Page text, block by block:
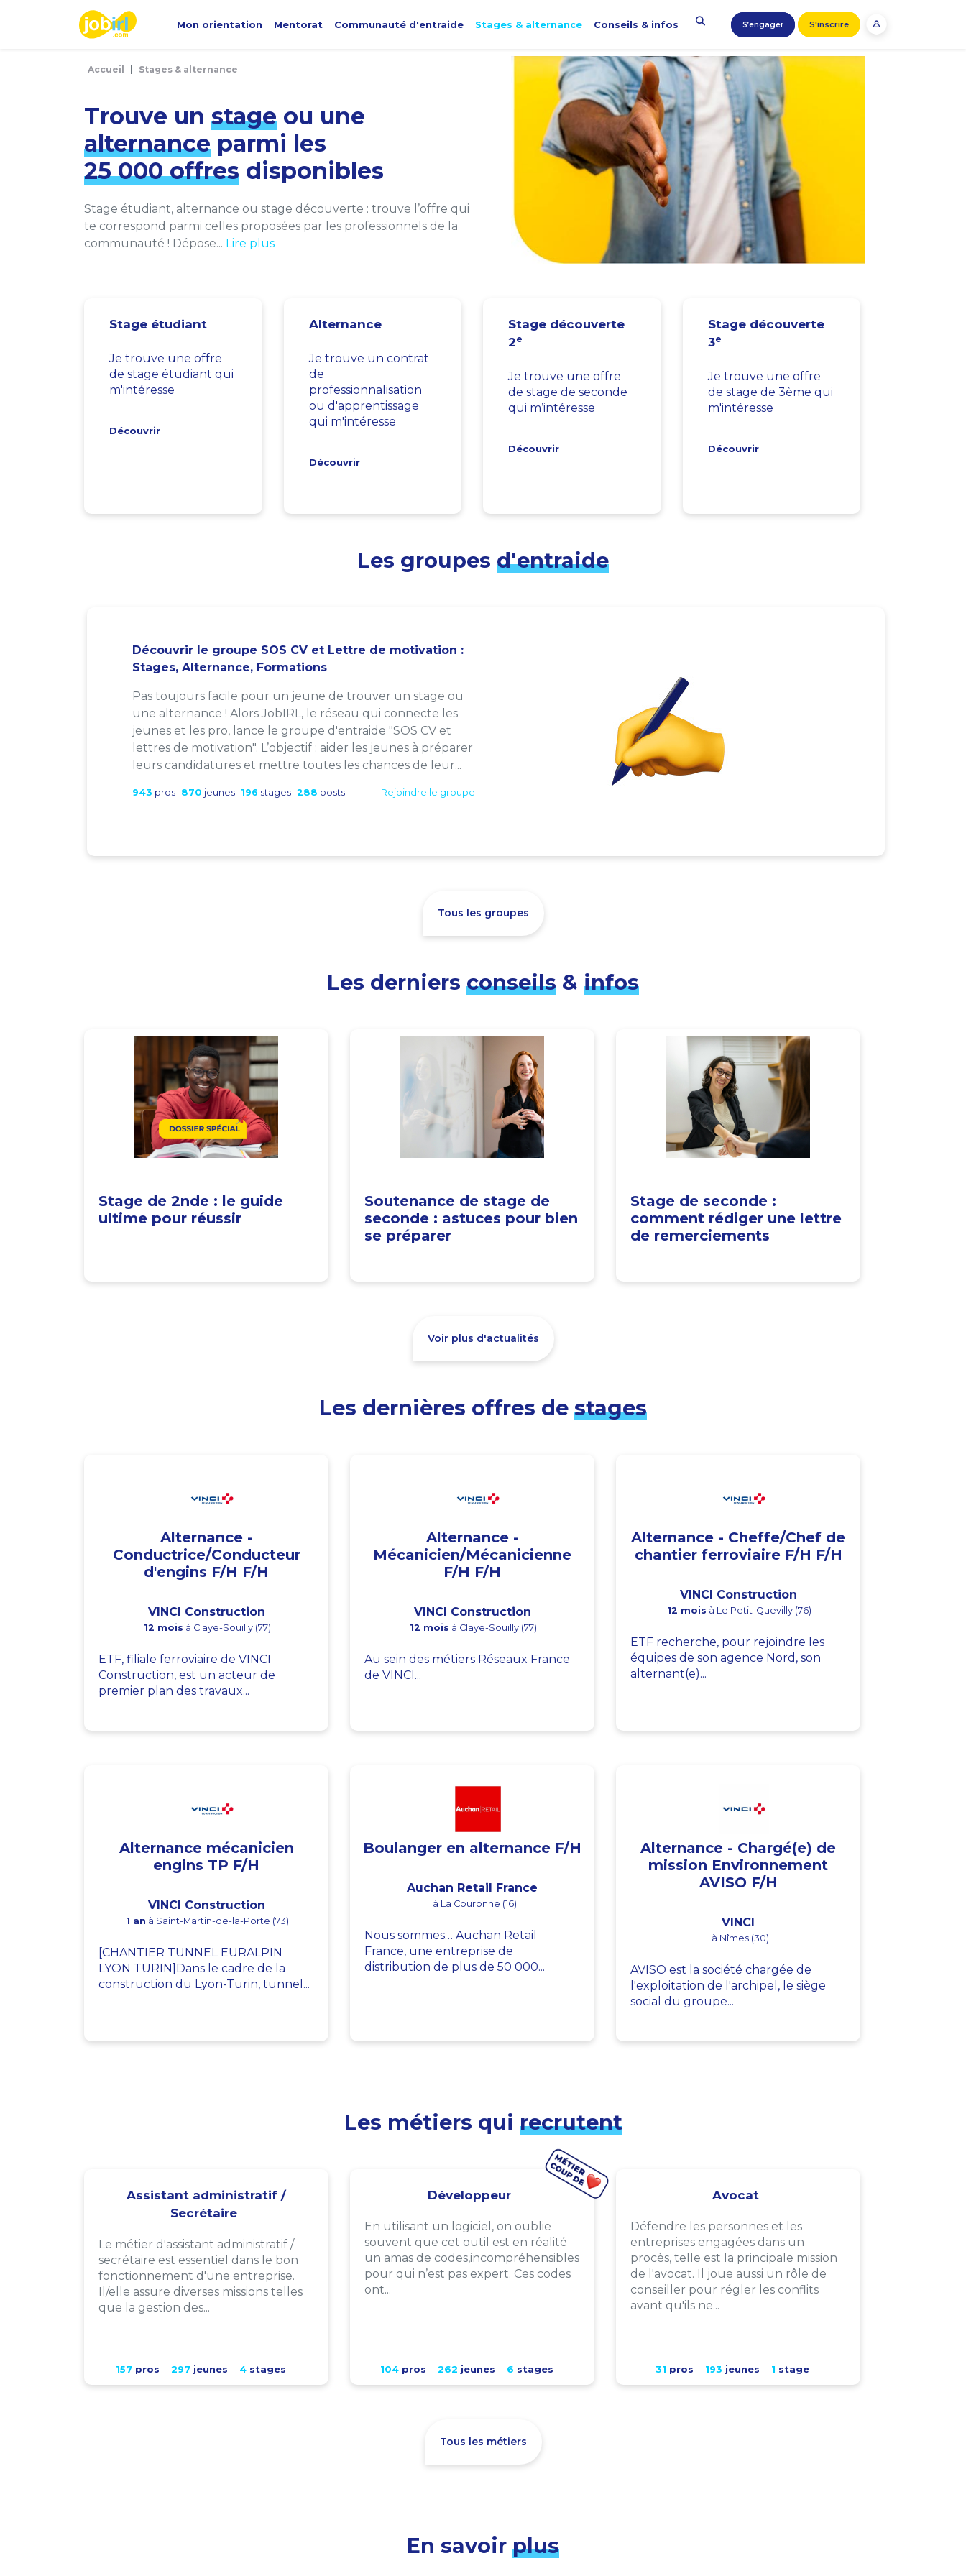
Mon orientation Mentorat Communauté d'entraide Stages & alternance Conseils & infos S’engager S'inscrire
Accueil Stages & alternance
Trouve un stage ou une
alternance parmi les
25 000 offres disponibles
Stage étudiant, alternance ou stage découverte : trouve l’offre qui
te correspond parmi celles proposées par les professionnels de la
communauté ! Dépose... Lire plus
Stage étudiant
Je trouve une offre
de stage étudiant qui
m'intéresse
Découvrir
Alternance
Je trouve un contrat
de
professionnalisation
ou d'apprentissage
qui m'intéresse
Découvrir
Stage découverte
2e
Je trouve une offre
de stage de seconde
qui m’intéresse
Découvrir
Stage découverte
3e
Je trouve une offre
de stage de 3ème qui
m'intéresse
Découvrir
Les groupes d'entraide
Découvrir le groupe SOS CV et Lettre de motivation :
Stages, Alternance, Formations
Pas toujours facile pour un jeune de trouver un stage ou
une alternance ! Alors JobIRL, le réseau qui connecte les
jeunes et les pro, lance le groupe d'entraide "SOS CV et
lettres de motivation". L’objectif : aider les jeunes à préparer
leurs candidatures et mettre toutes les chances de leur...
943 pros 870 jeunes 196 stages 288 posts Rejoindre le groupe
Tous les groupes
Les derniers conseils & infos
Stage de 2nde : le guide
ultime pour réussir
Soutenance de stage de
seconde : astuces pour bien
se préparer
Stage de seconde :
comment rédiger une lettre
de remerciements
Voir plus d'actualités
Les dernières offres de stages
Alternance -
Conductrice/Conducteur
d'engins F/H F/H
VINCI Construction
12 mois à Claye-Souilly (77)
ETF, filiale ferroviaire de VINCI
Construction, est un acteur de
premier plan des travaux...
Alternance -
Mécanicien/Mécanicienne
F/H F/H
VINCI Construction
12 mois à Claye-Souilly (77)
Au sein des métiers Réseaux France
de VINCI...
Alternance - Cheffe/Chef de
chantier ferroviaire F/H F/H
VINCI Construction
12 mois à Le Petit-Quevilly (76)
ETF recherche, pour rejoindre les
équipes de son agence Nord, son
alternant(e)...
Alternance mécanicien
engins TP F/H
VINCI Construction
1 an à Saint-Martin-de-la-Porte (73)
[CHANTIER TUNNEL EURALPIN
LYON TURIN]Dans le cadre de la
construction du Lyon-Turin, tunnel...
Boulanger en alternance F/H
Auchan Retail France
à La Couronne (16)
Nous sommes… Auchan Retail
France, une entreprise de
distribution de plus de 50 000...
Alternance - Chargé(e) de
mission Environnement
AVISO F/H
VINCI
à Nîmes (30)
AVISO est la société chargée de
l'exploitation de l'archipel, le siège
social du groupe...
Les métiers qui recrutent
Assistant administratif /
Secrétaire
Le métier d'assistant administratif /
secrétaire est essentiel dans le bon
fonctionnement d'une entreprise.
Il/elle assure diverses missions telles
que la gestion des...
157pros 297jeunes 4stages
Développeur
En utilisant un logiciel, on oublie
souvent que cet outil est en réalité
un amas de codes,incompréhensibles
pour qui n’est pas expert. Ces codes
ont...
104pros 262 jeunes 6 stages
Avocat
Défendre les personnes et les
entreprises engagées dans un
procès, telle est la principale mission
de l'avocat. Il joue aussi un rôle de
conseiller pour régler les conflits
avant qu'ils ne...
31 pros 193 jeunes 1 stage
Tous les métiers
En savoir plus
Panneau de gestion des cookies